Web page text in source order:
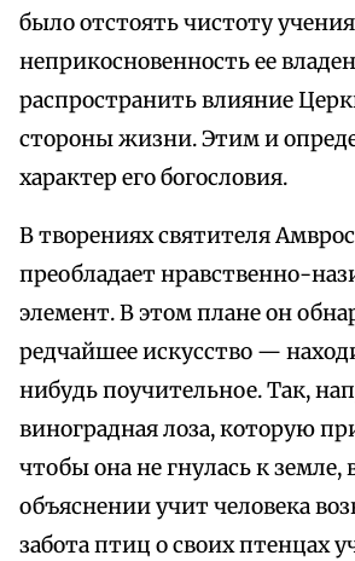
было отстоять чистоту
неприкосновенность ее
распространить влияние
стороны жизни. Этим и
характер его богословия.
В творениях святителя
преобладает нравственно-
элемент. В этом плане он
редчайшее искусство —
нибудь поучительное. Так,
виноградная лоза, которую
чтобы она не гнулась к земле,
объяснении учит человека
забота птиц о своих птенцах